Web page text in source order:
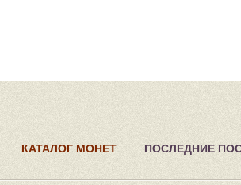
КАТАЛОГ МОНЕТ ПОСЛЕДНИЕ